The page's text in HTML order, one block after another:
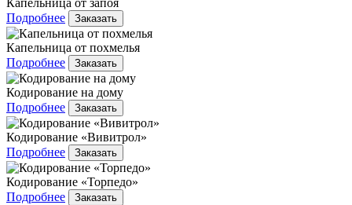
Капельница от запоя
Подробнее
Заказать
Капельница от похмелья
Подробнее
Заказать
Кодирование на дому
Подробнее
Заказать
Кодирование «Вивитрол»
Подробнее
Заказать
Кодирование «Торпедо»
Подробнее
Заказать